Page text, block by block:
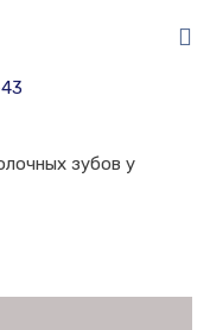
зубов у